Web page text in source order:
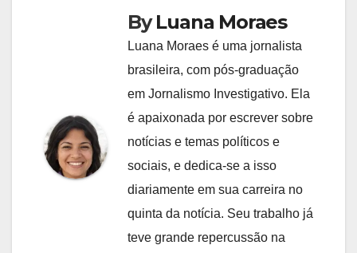
ByLuana Moraes
Luana Moraes é uma jornalista
brasileira, com pós-graduação
em Jornalismo Investigativo. Ela
é apaixonada por escrever sobre
notícias e temas políticos e
sociais, e dedica-se a isso
diariamente em sua carreira no
quinta da notícia. Seu trabalho já
teve grande repercussão na